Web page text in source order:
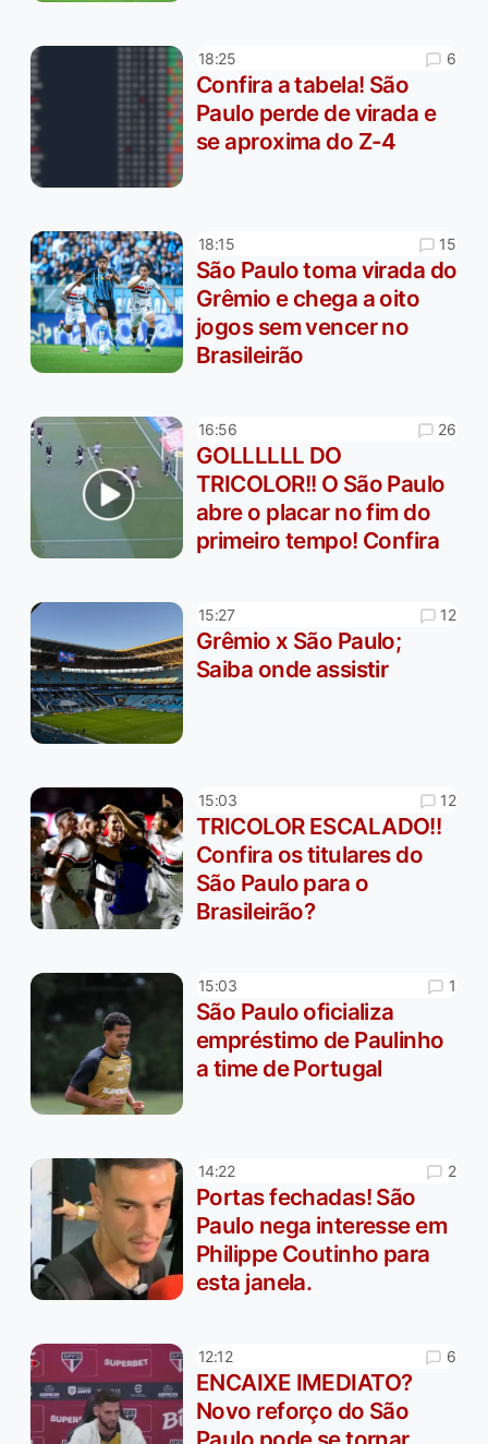
18:25 6
Confira a tabela! São
Paulo perde de virada e
se aproxima do Z-4
18:15 15
São Paulo toma virada do
Grêmio e chega a oito
jogos sem vencer no
Brasileirão
16:56 26
GOLLLLLL DO
TRICOLOR!! O São Paulo
abre o placar no fim do
primeiro tempo! Confira
15:27 12
Grêmio x São Paulo;
Saiba onde assistir
15:03 12
TRICOLOR ESCALADO!!
Confira os titulares do
São Paulo para o
Brasileirão?
15:03 1
São Paulo oficializa
empréstimo de Paulinho
a time de Portugal
14:22 2
Portas fechadas! São
Paulo nega interesse em
Philippe Coutinho para
esta janela.
12:12 6
ENCAIXE IMEDIATO?
Novo reforço do São